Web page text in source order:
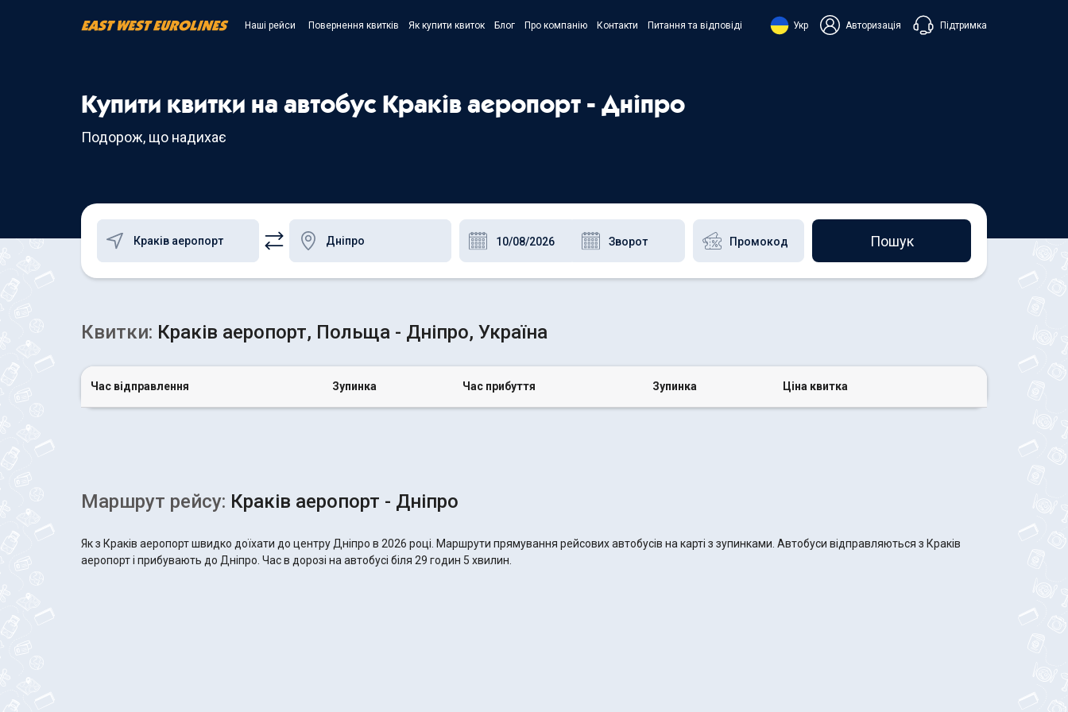
Наші рейси Повернення квитків Як купити квиток Блог Про компанію Контакти Питання та відповіді Укр Авторизація Підтримка
Чат в Messenger
Купити квитки на автобус Краків аеропорт - Дніпро
Подорож, що надихає
Пошук
Квитки: Краків аеропорт, Польща - Дніпро, Україна
Час відправлення Зупинка Час прибуття Зупинка Ціна квитка
Маршрут рейсу: Краків аеропорт - Дніпро
Як з Краків аеропорт швидко доїхати до центру Дніпро в 2026 році. Маршрути прямування рейсових автобусів на карті з зупинками. Автобуси відправляються з Краків
аеропорт і прибувають до Дніпро. Час в дорозі на автобусі біля 29 годин 5 хвилин.